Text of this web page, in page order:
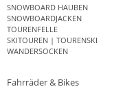
SNOWBOARD HAUBEN
SNOWBOARDJACKEN
TOURENFELLE
SKITOUREN | TOURENSKI
WANDERSOCKEN
Fahrräder & Bikes